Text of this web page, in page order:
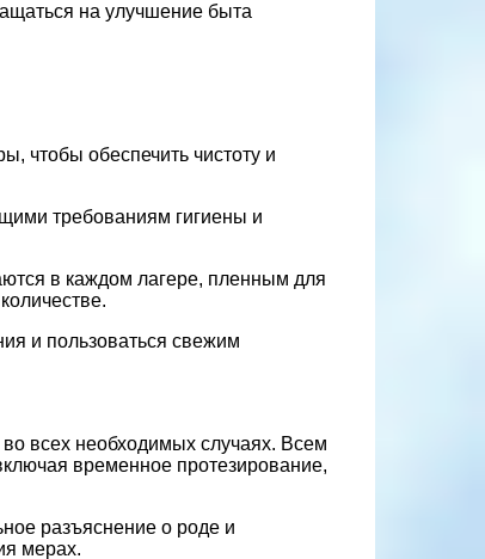
на улучшение быта
чтобы обеспечить чистоту и
требованиям гигиены и
в каждом лагере, пленным для
и пользоваться свежим
всех необходимых случаях. Всем
временное протезирование,
разъяснение о роде и
мерах.